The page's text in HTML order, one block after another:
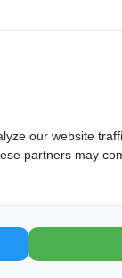
van winst. De
mits
operationeel
in de holding
voor
kijkt
our website
partners may